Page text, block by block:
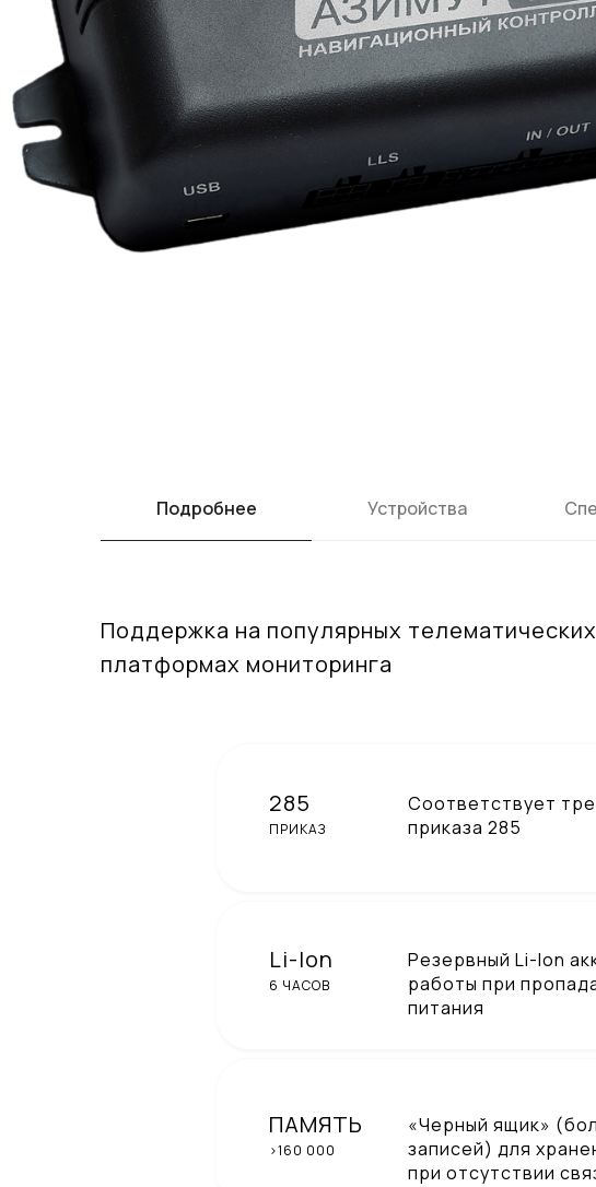
Подробнее Устройства
>160 000
«Черный ящик»
записей) для
при отсутствии
ПАМЯТЬ
6 ЧАСОВ
Резервный Li-Ion
работы при
питания
Li-Ion
ПРИКАЗ
Соответствует
приказа 285
285
Поддержка на популярных телематических
платформах мониторинга